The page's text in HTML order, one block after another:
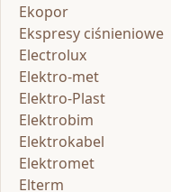
Ekopor
Ekspresy ciśnieniowe
Electrolux
Elektro-met
Elektro-Plast
Elektrobim
Elektrokabel
Elektromet
Elterm